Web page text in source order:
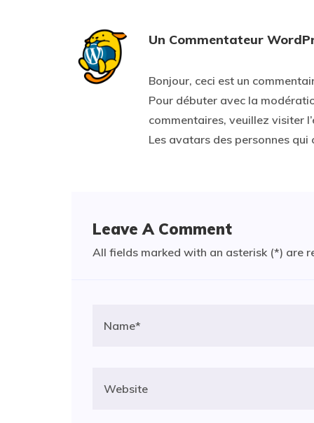
Un Commentateur
Bonjour, ceci est un
Pour débuter avec la
commentaires, veuillez visiter
Les avatars des personnes
Leave A Comment
All fields marked with an asterisk (*) are